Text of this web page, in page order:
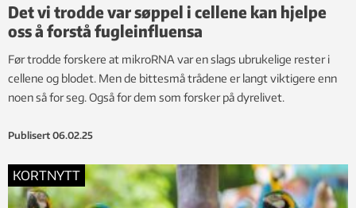
Det vi trodde var søppel i cellene kan hjelpe
oss å forstå fugleinfluensa
Før trodde forskere at mikroRNA var en slags ubrukelige rester i
cellene og blodet. Men de bittesmå trådene er langt viktigere enn
noen så for seg. Også for dem som forsker på dyrelivet.
Publisert 06.02.25
KORTNYTT